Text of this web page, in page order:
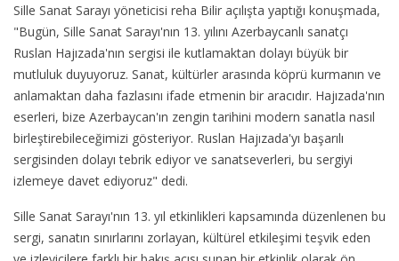
Sille Sanat Sarayı yöneticisi reha Bilir açılışta yaptığı konuşmada,
"Bugün, Sille Sanat Sarayı'nın 13. yılını Azerbaycanlı sanatçı
Ruslan Hajızada'nın sergisi ile kutlamaktan dolayı büyük bir
mutluluk duyuyoruz. Sanat, kültürler arasında köprü kurmanın ve
anlamaktan daha fazlasını ifade etmenin bir aracıdır. Hajızada'nın
eserleri, bize Azerbaycan'ın zengin tarihini modern sanatla nasıl
birleştirebileceğimizi gösteriyor. Ruslan Hajızada'yı başarılı
sergisinden dolayı tebrik ediyor ve sanatseverleri, bu sergiyi
izlemeye davet ediyoruz" dedi.
Sille Sanat Sarayı'nın 13. yıl etkinlikleri kapsamında düzenlenen bu
sergi, sanatın sınırlarını zorlayan, kültürel etkileşimi teşvik eden